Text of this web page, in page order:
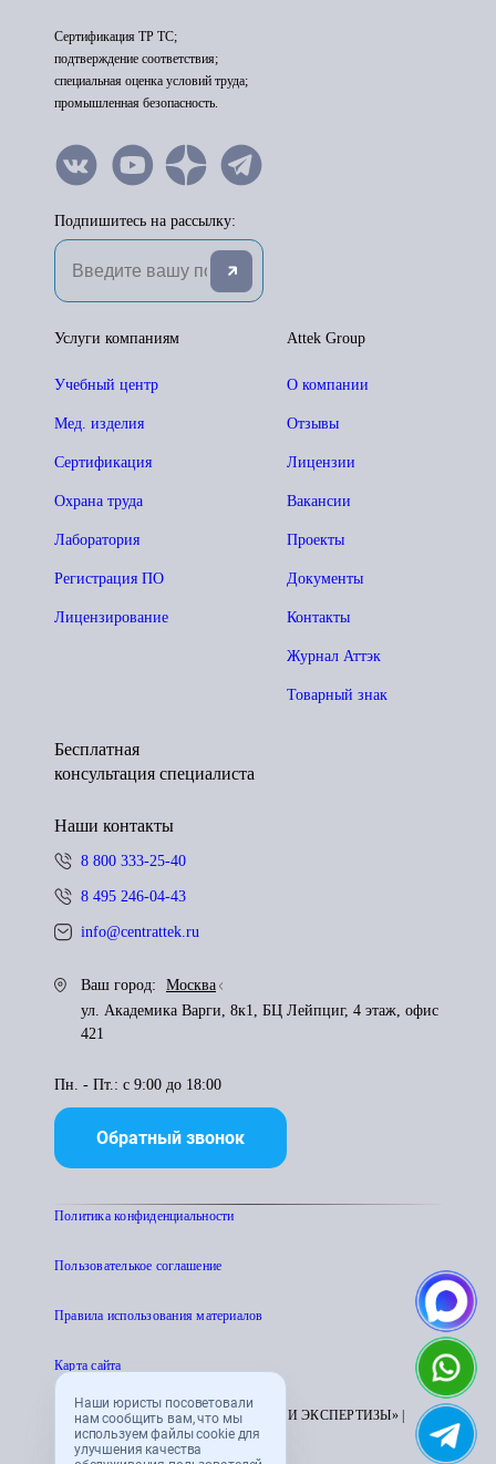
Наши юристы посоветовали
нам сообщить вам, что мы
используем файлы cookie для
улучшения качества
Сертификация ТР ТС;
подтверждение соответствия;
специальная оценка условий труда;
промышленная безопасность.
Подпишитесь на рассылку:
Attek Group
О компании
Отзывы
Лицензии
Вакансии
Проекты
Документы
Контакты
Журнал Аттэк
Товарный знак
Услуги компаниям
Учебный центр
Мед. изделия
Сертификация
Охрана труда
Лаборатория
Регистрация ПО
Лицензирование
Бесплатная
консультация специалиста
Наши контакты
8 800 333-25-40
8 495 246-04-43
info@centrattek.ru
Ваш город:
Москва
ул. Академика Варги, 8к1, БЦ Лейпциг, 4 этаж, офис
421
Пн. - Пт.: с 9:00 до 18:00
Обратный звонок
Политика конфиденциальности
Пользователькое соглашение
Правила использования материалов
Карта сайта
© 1995 - 2026 «ЦЕНТР АТТЕСТАЦИИ И ЭКСПЕРТИЗЫ» |
CENTRATTEK.RU